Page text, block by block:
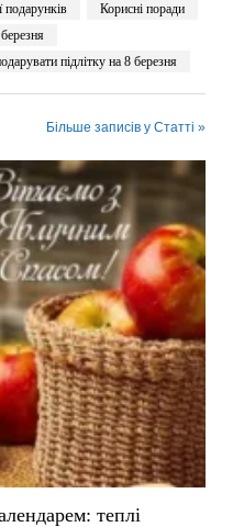
подарунків
Корисні поради
підлітку на 8 березня
Більше записів у Статті »
теплі